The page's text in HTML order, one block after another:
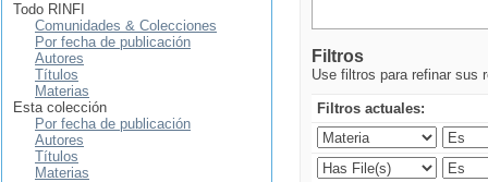
Filtros
Use filtros para refinar sus
Filtros actuales:
Todo RINFI
Comunidades & Colecciones
Por fecha de publicación
Autores
Títulos
Materias
Esta colección
Por fecha de publicación
Autores
Títulos
Materias